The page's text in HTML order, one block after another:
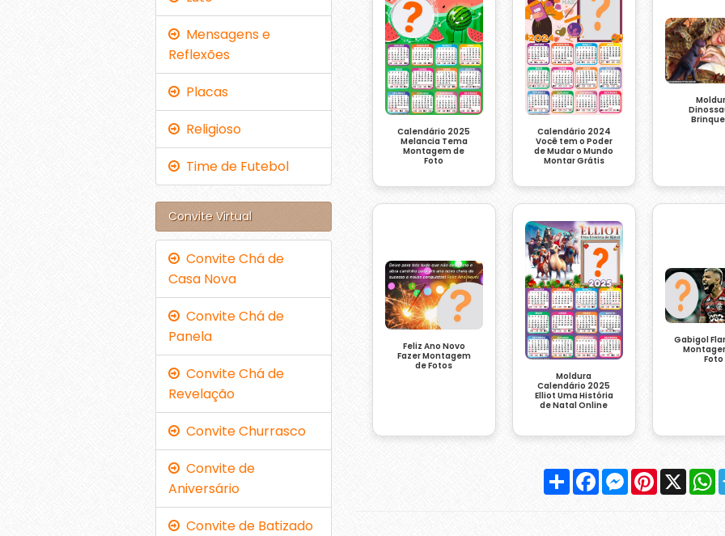
Calendário 2025
Melancia Tema
Montagem de
Foto
Calendário 2024
Você tem o Poder
de Mudar o Mundo
Montar Grátis
Feliz Ano Novo
Fazer Montagem
de Fotos
Moldura
Calendário 2025
Elliot Uma História
de Natal Online
Gabigol
Foto
Compartilhar
FacebookMessenger
Pinterest
X
Mensagens e
Reflexões
Placas
Religioso
Time de Futebol
Convite Virtual
Convite Chá de
Casa Nova
Convite Chá de
Panela
Convite Chá de
Revelação
Convite Churrasco
Convite de
Aniversário
Convite de Batizado